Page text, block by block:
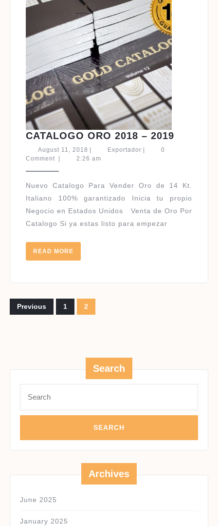
CATALOGO ORO 2018 – 2019
2019
August 11, 2018 August
11,
ExportadorExportador
0
Comment
2:26 am
Nuevo Catalogo Para Vender Oro de 14 Kt.
Italiano 100% garantizado Inicia tu propio
Negocio en Estados Unidos Venta de Oro Por
Catalogo Si ya estas listo para empezar
READ MORE
MORE
Posts
pagination
Previous 1 2
Search
for:
Archives
June 2025
January 2025